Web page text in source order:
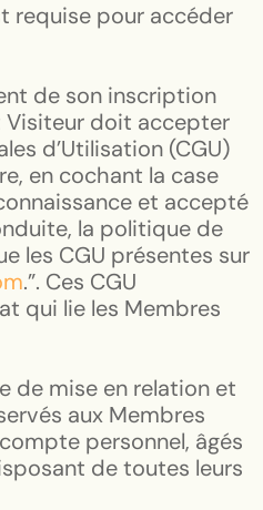
requise pour accéder
de son inscription
Visiteur doit accepter
d’Utilisation (CGU)
en cochant la case
et accepté
la politique de
les CGU présentes sur
.”. Ces CGU
qui lie les Membres
de mise en relation et
aux Membres
personnel, âgés
de toutes leurs